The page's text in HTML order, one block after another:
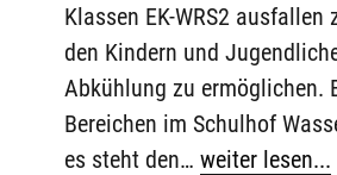
Klassen EK-WRS2 ausfallen
den Kindern und
Abkühlung zu ermöglichen.
Bereichen im Schulhof
es steht den…weiter lesen...